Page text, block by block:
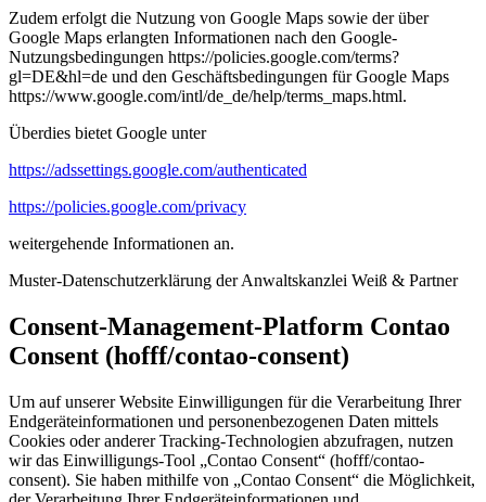
Zudem erfolgt die Nutzung von Google Maps sowie der über
Google Maps erlangten Informationen nach den Google-
Nutzungsbedingungen https://policies.google.com/terms?
gl=DE&hl=de und den Geschäftsbedingungen für Google Maps
https://www.google.com/intl/de_de/help/terms_maps.html.
Überdies bietet Google unter
https://adssettings.google.com/authenticated
https://policies.google.com/privacy
weitergehende Informationen an.
Muster-Datenschutzerklärung der Anwaltskanzlei Weiß & Partner
Consent-Management-Platform Contao
Consent (hofff/contao-consent)
Um auf unserer Website Einwilligungen für die Verarbeitung Ihrer
Endgeräteinformationen und personenbezogenen Daten mittels
Cookies oder anderer Tracking-Technologien abzufragen, nutzen
wir das Einwilligungs-Tool „Contao Consent“ (hofff/contao-
consent). Sie haben mithilfe von „Contao Consent“ die Möglichkeit,